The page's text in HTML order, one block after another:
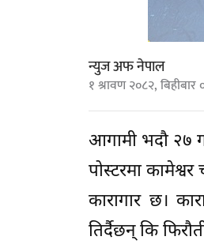
न्युज अफ नेपाल
१ श्रावण २०८२, बिहीबार
आगामी भदौ २७
पोस्टरमा
कारागार छ।
तिर्दैछन् कि